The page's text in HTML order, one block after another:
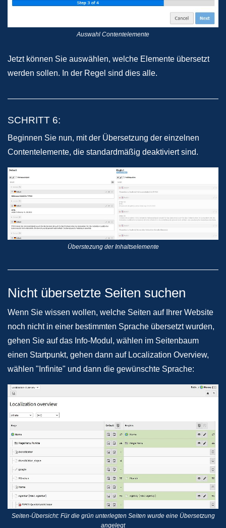
Auswahl Contentelemente
Jetzt können Sie auswählen, welche Elemente übersetzt
werden sollen. In der Regel sind dies alle.
SCHRITT 6:
Beginnen Sie nun, mit der Übersetzung der einzelnen
Contentelemente, die standardmäßig deaktiviert sind.
Überstezung der Inhaltselemente
Nicht übersetzte Seiten suchen
Wenn Sie wissen wollen, welche Seiten auf Ihrer Website
noch nicht in einer bestimmten Sprache übersetzt wurden,
gehen Sie auf das Info-Modul, wählen im Seitenbaum
einen Startpunkt, gehen dann auf Localization Overview,
wählen "Infinite" und dann die gewünschte Sprache:
Seiten-Übersicht: Für die grün unterlegten Seiten wurde eine Übersetzung
angelegt